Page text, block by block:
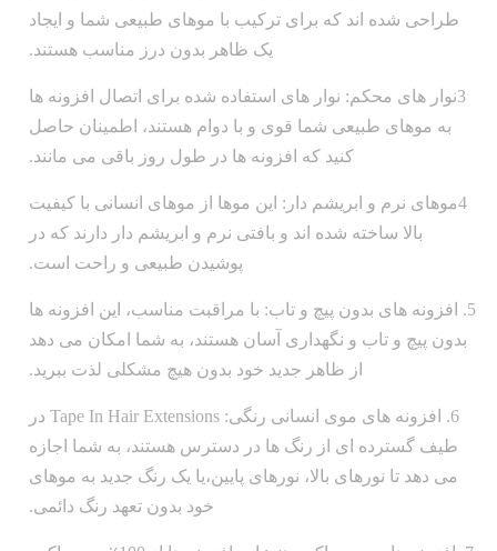
طراحی شده اند که برای ترکیب با موهای طبیعی شما و ایجاد
یک ظاهر بدون درز مناسب هستند.
3نوار های محکم: نوار های استفاده شده برای اتصال افزونه ها
به موهای طبیعی شما قوی و با دوام هستند، اطمینان حاصل
کنید که افزونه ها در طول روز باقی می مانند.
4موهای نرم و ابریشم دار: این موها از موهای انسانی با کیفیت
بالا ساخته شده اند و بافتی نرم و ابریشم دار دارند که در
پوشیدن طبیعی و راحت است.
5. افزونه های بدون پیچ و تاب: با مراقبت مناسب، این افزونه ها
بدون پیچ و تاب و نگهداری آسان هستند، به شما امکان می دهد
از ظاهر جدید خود بدون هیچ مشکلی لذت ببرید.
6. افزونه های موی انسانی رنگی: Tape In Hair Extensions در
طیف گسترده ای از رنگ ها در دسترس هستند، به شما اجازه
می دهد تا نورهای بالا، نورهای پایین،یا یک رنگ جدید به موهای
خود بدون تعهد رنگ دائمی.